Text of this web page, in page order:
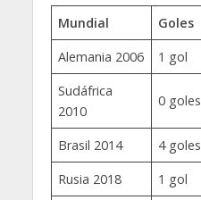
Mundial Goles
Alemania 2006
1 gol
Sudáfrica
2010
0 goles
Brasil 2014 4 goles
Rusia 2018
1 gol